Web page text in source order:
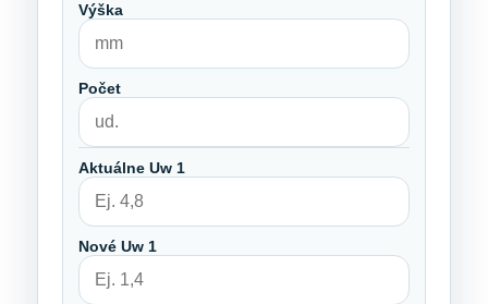
Výška
Počet
Aktuálne Uw 1
Nové Uw 1